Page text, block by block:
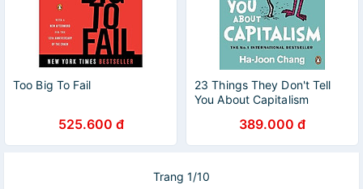
Too Big To Fail
525.600 đ
23 Things They Don't Tell
You About Capitalism
389.000 đ
Trang 1/10